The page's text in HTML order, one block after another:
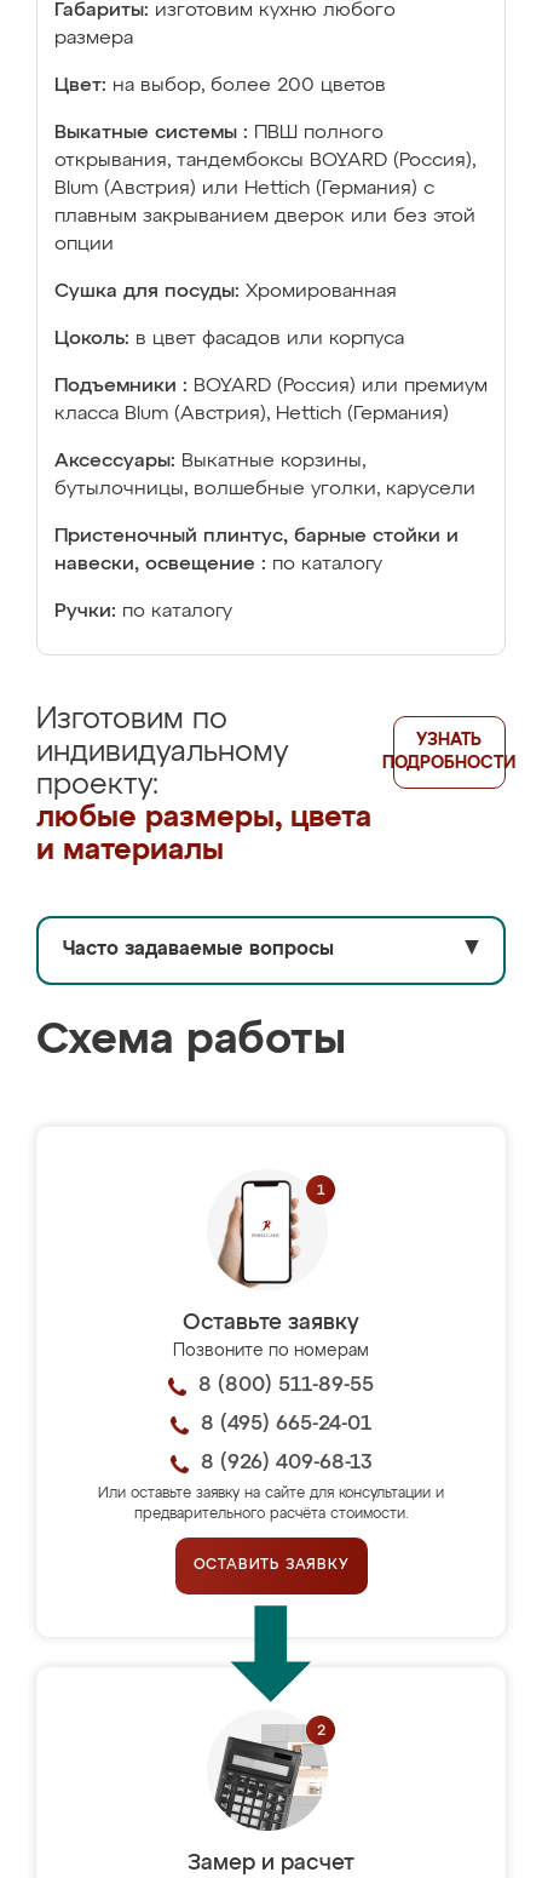
Габариты: изготовим кухню любого
размера
Цвет: на выбор, более 200 цветов
Выкатные системы :
ПВШ полного
открывания, тандембоксы BOYARD (Россия),
Blum (Австрия) или Hettich (Германия) с
плавным закрыванием дверок или без этой
опции
Сушка для посуды: Хромированная
Цоколь: в цвет фасадов или корпуса
Подъемники : BOYARD (Россия) или премиум
класса Blum (Австрия), Hettich (Германия)
Аксессуары: Выкатные корзины,
бутылочницы, волшебные уголки, карусели
Пристеночный плинтус, барные стойки и
навески, освещение : по каталогу
Ручки: по каталогу
Изготовим по
индивидуальному
проекту:
любые размеры, цвета
и материалы
УЗНАТЬ
ПОДРОБНОСТИ
Часто задаваемые вопросы ▼
Схема работы
Оставьте заявку
Позвоните по номерам
8 (800) 511-89-55
8 (495) 665-24-01
8 (926) 409-68-13
Или оставьте заявку на сайте для консультации и
предварительного расчёта стоимости.
ОСТАВИТЬ ЗАЯВКУ
Замер и расчет